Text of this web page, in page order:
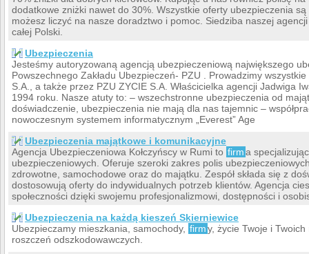
dodatkowe zniżki nawet do 30%. Wszystkie oferty ubezpieczenia
możesz liczyć na nasze doradztwo i pomoc. Siedziba naszej
całej Polski.
Ubezpieczenia
Jesteśmy autoryzowaną agencją ubezpieczeniową największego
Powszechnego Zakładu Ubezpieczeń- PZU . Prowadzimy
S.A., a także przez PZU ZYCIE S.A. Właścicielka agencji Jadwiga
1994 roku. Nasze atuty to: – wszechstronne ubezpieczenia od
doświadczenie, ubezpieczenia nie mają dla nas tajemnic –
nowoczesnym systemem informatycznym „Everest” Age
Ubezpieczenia majątkowe i komunikacyjne
Agencja Ubezpieczeniowa Kołczyńscy w Rumi to firma
ubezpieczeniowych. Oferuje szeroki zakres polis
zdrowotne, samochodowe oraz do majątku. Zespół składa się z
dostosowują oferty do indywidualnych potrzeb klientów. Agencja
społeczności dzięki swojemu profesjonalizmowi, dostępności i
Ubezpieczenia na każdą kieszeń Skierniewice
Ubezpieczamy mieszkania, samochody, firmy, życie Twoje i
roszczeń odszkodowawczych.